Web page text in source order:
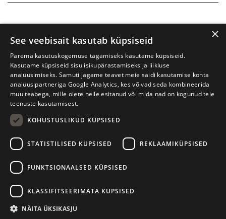
Prima Vista kirjandusfestival
+372 56906836
Kodulehe tegemine - AMA
×
See veebisait kasutab küpsiseid
Parema kasutuskogemuse tagamiseks kasutame küpsiseid.
Kasutame küpsiseid sisu isikupärastamiseks ja liikluse
analüüsimiseks. Samuti jagame teavet meie saidi kasutamise kohta
analüüsipartneriga Google Analytics, kes võivad seda kombineerida
muu teabega, mille olete neile esitanud või mida nad on kogunud teie
teenuste kasutamisest.
KOHUSTUSLIKUD KÜPSISED
STATISTILISED KÜPSISED REKLAAMIKÜPSISED
FUNKTSIONAALSED KÜPSISED
KLASSIFITSEERIMATA KÜPSISED
NÄITA ÜKSIKASJU